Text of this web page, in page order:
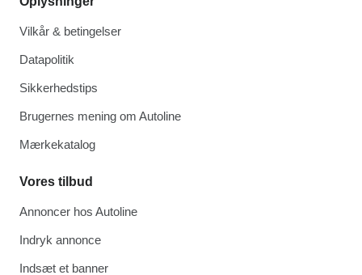
Vilkår & betingelser
Datapolitik
Sikkerhedstips
Brugernes mening om Autoline
Mærkekatalog
Vores tilbud
Annoncer hos Autoline
Indryk annonce
Indsæt et banner